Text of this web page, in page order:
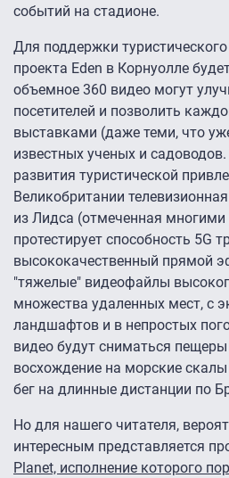
событий на стадионе.
Для поддержки
проекта Eden в Корнуолле
объемное 360 видео могут
посетителей и позволить
выставками (даже теми, что
известных ученых и
развития туристической
Великобритании
из Лидса (отмеченная
протестирует способность 5G
высококачественный прямой
"тяжелые" видеофайлы
множества удаленных мест, с
ландшафтов и в непростых
видео будут сниматься
восхождение на морские
бег на длинные дистанции по
Но для нашего читателя,
интересным представляется
Planet, исполнение которого